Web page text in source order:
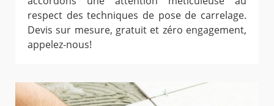
respect des techniques de pose de carrelage.
Devis sur mesure, gratuit et zéro engagement,
appelez-nous!